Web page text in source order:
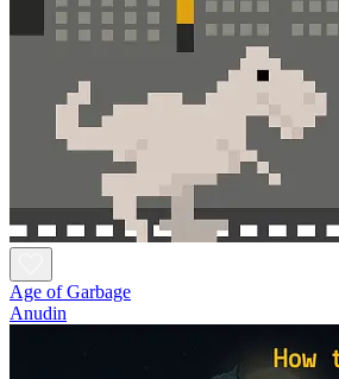
Age of Garbage
Anudin